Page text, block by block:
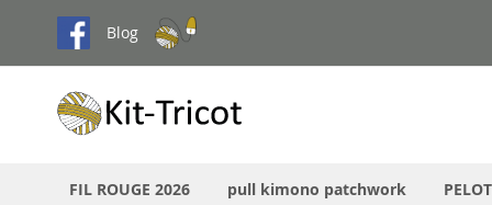
Aller
au
contenu
Blog
FIL ROUGE 2026 pull kimono patchwork